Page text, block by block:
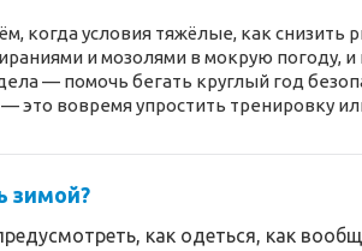
когда условия тяжёлые, как снизить
и мозолями в мокрую погоду,
— помочь бегать круглый год
это вовремя упростить тренировку
зимой?
как одеться, как